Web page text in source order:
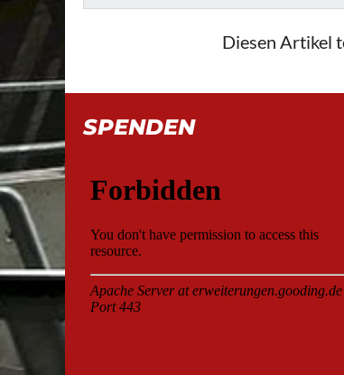
Diesen Artikel
SPENDEN